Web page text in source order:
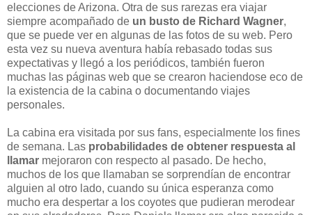
elecciones de Arizona. Otra de sus rarezas era viajar
siempre acompañado de un busto de Richard Wagner,
que se puede ver en algunas de las fotos de su web. Pero
esta vez su nueva aventura había rebasado todas sus
expectativas y llegó a los periódicos, también fueron
muchas las páginas web que se crearon haciendose eco de
la existencia de la cabina o documentando viajes
personales.
La cabina era visitada por sus fans, especialmente los fines
de semana. Las probabilidades de obtener respuesta al
llamar mejoraron con respecto al pasado. De hecho,
muchos de los que llamaban se sorprendían de encontrar
alguien al otro lado, cuando su única esperanza como
mucho era despertar a los coyotes que pudieran merodear